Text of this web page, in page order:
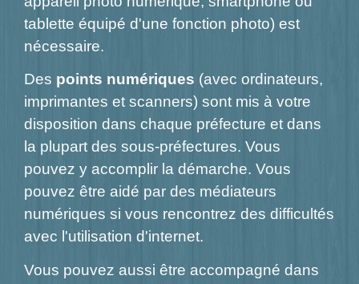
tablette équipé d'une fonction photo) est
nécessaire.
Des points numériques (avec ordinateurs,
imprimantes et scanners) sont mis à votre
disposition dans chaque préfecture et dans
la plupart des sous-préfectures. Vous
pouvez y accomplir la démarche. Vous
pouvez être aidé par des médiateurs
numériques si vous rencontrez des difficultés
avec l'utilisation d'internet.
Vous pouvez aussi être accompagné dans